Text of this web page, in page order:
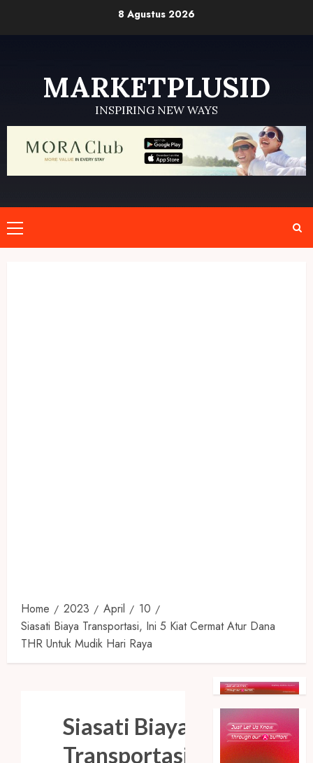
8 Agustus 2026
MARKETPLUSID
INSPIRING NEW WAYS
Primary
Menu
Home 2023 April
10
Siasati Biaya Transportasi, Ini 5 Kiat Cermat Atur Dana
THR Untuk Mudik Hari Raya
Siasati Biaya
Transportasi,